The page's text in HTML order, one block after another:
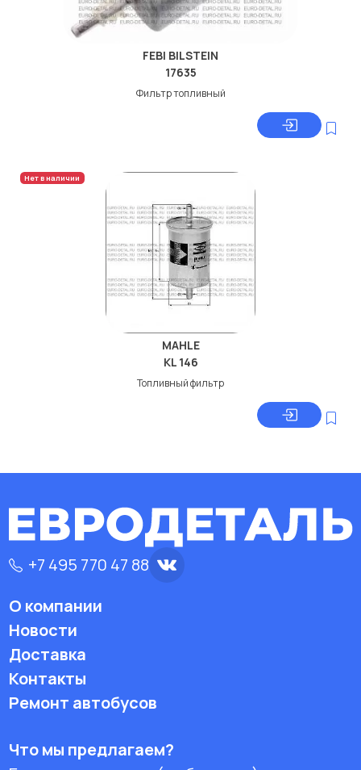
FEBI BILSTEIN
17635
Фильтр топливный
Нет в наличии
MAHLE
KL 146
Топливный фильтр
+7 495 770 47 88
О компании
Новости
Доставка
Контакты
Ремонт автобусов
Что мы предлагаем?